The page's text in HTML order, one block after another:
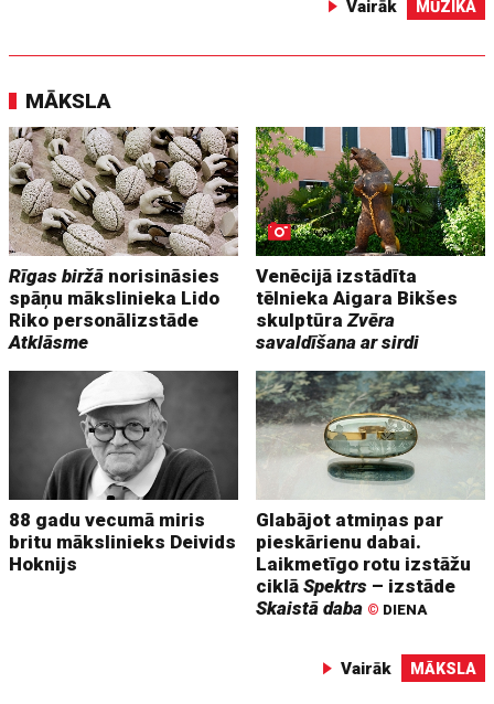
Vairāk MŪZIKA
MĀKSLA
Rīgas biržā norisināsies
spāņu mākslinieka Lido
Riko personālizstāde
Atklāsme
Venēcijā izstādīta
tēlnieka Aigara Bikšes
skulptūraZvēra
savaldīšana ar sirdi
88 gadu vecumā miris
britu mākslinieks Deivids
Hoknijs
Glabājot atmiņas par
pieskārienu dabai.
Laikmetīgo rotu izstāžu
ciklāSpektrs – izstāde
Skaistā daba © DIENA
Vairāk MĀKSLA